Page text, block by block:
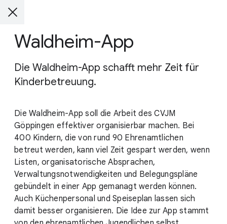
Waldheim-App
Die Waldheim-App schafft mehr Zeit für
Kinderbetreuung.
Die Waldheim-App soll die Arbeit des CVJM
Göppingen effektiver organisierbar machen. Bei
400 Kindern, die von rund 90 Ehrenamtlichen
betreut werden, kann viel Zeit gespart werden, wenn
Listen, organisatorische Absprachen,
Verwaltungsnotwendigkeiten und Belegungspläne
gebündelt in einer App gemanagt werden können.
Auch Küchenpersonal und Speiseplan lassen sich
damit besser organisieren. Die Idee zur App stammt